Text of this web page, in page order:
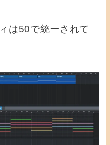
は50で統一されて